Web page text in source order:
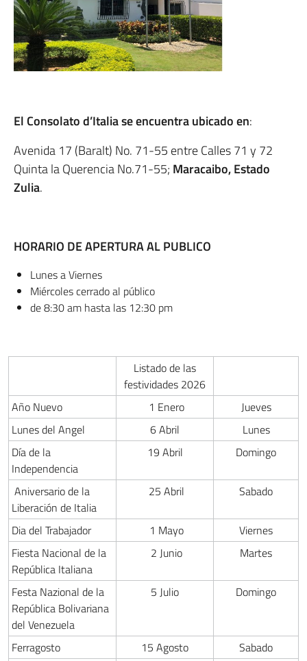
El Consolato d’Italia se encuentra ubicado en:
Avenida 17 (Baralt) No. 71-55 entre Calles 71 y 72
Quinta la Querencia No.71-55; Maracaibo, Estado
Zulia.
HORARIO DE APERTURA AL PUBLICO
Lunes a Viernes
Miércoles cerrado al público
de 8:30 am hasta las 12:30 pm
Listado de las
festividades 2026
Año Nuevo
1 Enero
Jueves
Lunes del Angel
6 Abril
Lunes
Día de la
Independencia
19 Abril Domingo
Aniversario de la
Liberación de Italia
25 Abril Sabado
Dia del Trabajador 1 Mayo
Viernes
Fiesta Nacional de la
República Italiana
2 Junio Martes
Festa Nazional de la
República Bolivariana
del Venezuela
5 Julio Domingo
Ferragosto 15 Agosto
Sabado